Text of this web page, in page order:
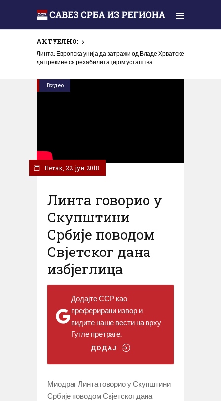
АКТУЕЛНО:
Линта: Европска унија да затражи од Владе Хрватске
да прекине са рехабилитацијом усташтва
Видео
Петак, 22. јун 2018.
Линта говорио у
Скупштини
Србије поводом
Свјетског дана
избјеглица
Додајте ССР као
преферирани извор и
видите наше вести на врху
Гугле претраге.
ДОДАЈ
Миодраг Линта говорио у Скупштини
Србије поводом Свјетског дана